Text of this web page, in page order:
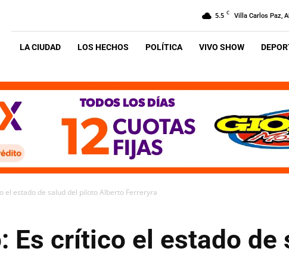
5.5 C Villa Carlos Paz,
LA CIUDAD LOS HECHOS POLÍTICA VIVO SHOW
el estado de salud del piloto Alberto Ferreryra
Es crítico el estado